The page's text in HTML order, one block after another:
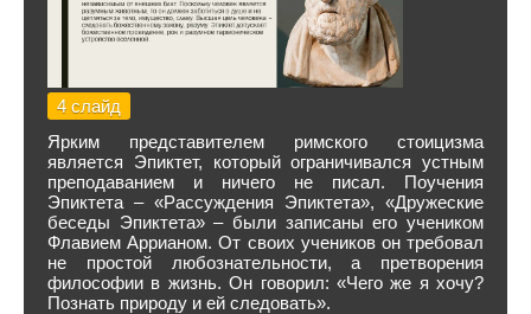
4 слайд
Ярким представителем римского стоицизма
является Эпиктет, который ограничивался устным
преподаванием и ничего не писал. Поучения
Эпиктета – «Рассуждения Эпиктета», «Дружеские
беседы Эпиктета» – были записаны его учеником
Флавием Аррианом. От своих учеников он требовал
не простой любознательности, а претворения
философии в жизнь. Он говорил: «Чего же я хочу?
Познать природу и ей следовать».